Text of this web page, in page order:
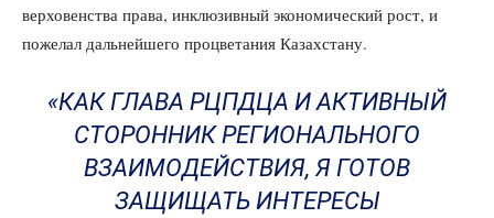
верховенства права, инклюзивный экономический рост, и
пожелал дальнейшего процветания Казахстану.
«КАК ГЛАВА РЦПДЦА И АКТИВНЫЙ
СТОРОННИК РЕГИОНАЛЬНОГО
ВЗАИМОДЕЙСТВИЯ, Я ГОТОВ
ЗАЩИЩАТЬ ИНТЕРЕСЫ